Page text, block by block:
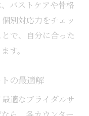
バストケアや骨格
別対応力をチェッ
で、自分に合った
す。
の最適解
適なブライダルサ